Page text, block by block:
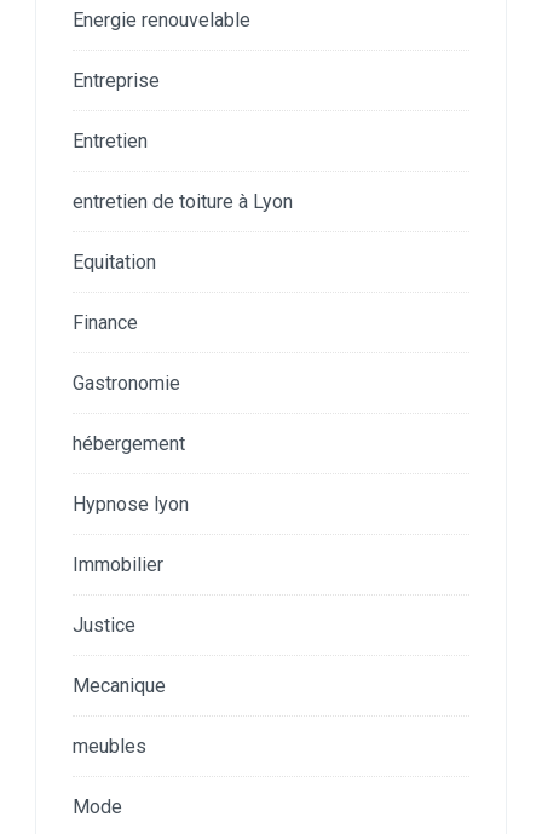
Energie renouvelable
Entreprise
Entretien
entretien de toiture à Lyon
Equitation
Finance
Gastronomie
hébergement
Hypnose lyon
Immobilier
Justice
Mecanique
meubles
Mode